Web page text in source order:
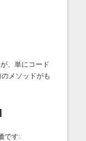
、単にコード
メソッドがも
です: